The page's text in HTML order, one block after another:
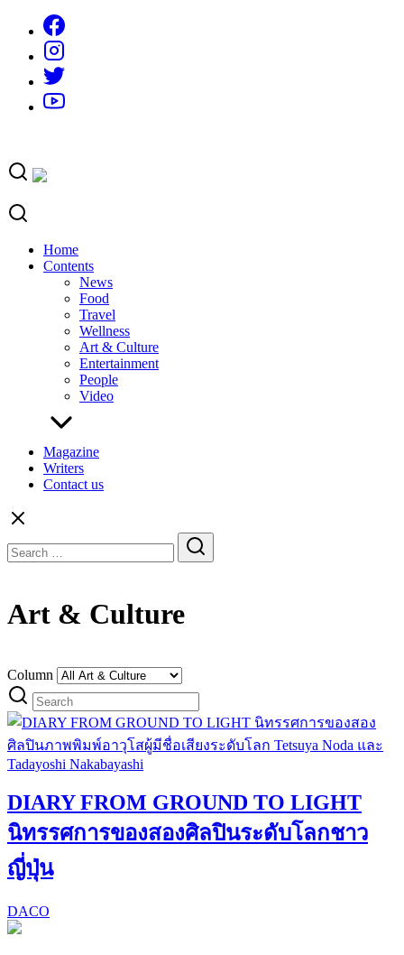
content
Home
Contents
News
Food
Travel
Wellness
Art & Culture
Entertainment
People
Video
Magazine
Writers
Contact us
for:
Art & Culture
Column
DIARY FROM GROUND TO LIGHT
นิทรรศการของสองศิลปินระดับโลกชาว
ญี่ปุ่น
DACO